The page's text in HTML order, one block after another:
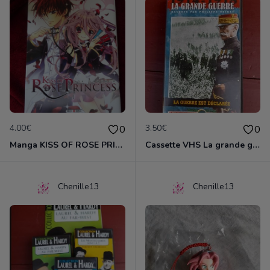
4.00€ 0
Manga KISS OF ROSE PRINCESS tome 1
3.50€ 0
Cassette VHS La grande guerre 1914-1918
Chenille13 Chenille13